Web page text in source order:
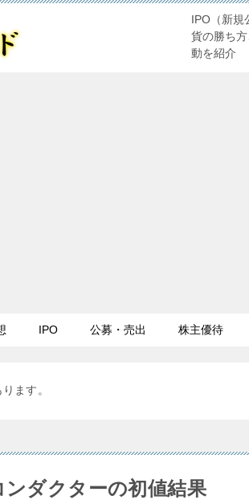
IPO（新規
貨の勝ち
動を紹介
IPO 公募・売出 株主優待
ます。
ンダクターの初値結果